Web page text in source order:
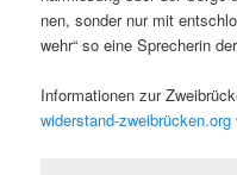
nen, son­der nur mit
wehr“ so eine Sprecherin
Infor­ma­tio­nen zur
widerstand-zweibrücken.org